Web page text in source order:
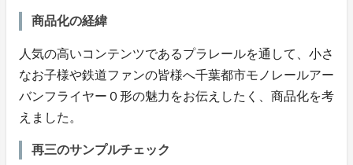
商品化の経緯
人気の高いコンテンツであるプラレールを通して、小さ
なお子様や鉄道ファンの皆様へ千葉都市モノレールアー
バンフライヤー０形の魅力をお伝えしたく、商品化を考
えました。
再三のサンプルチェック